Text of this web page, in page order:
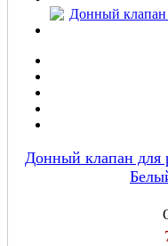
Донный клапан для